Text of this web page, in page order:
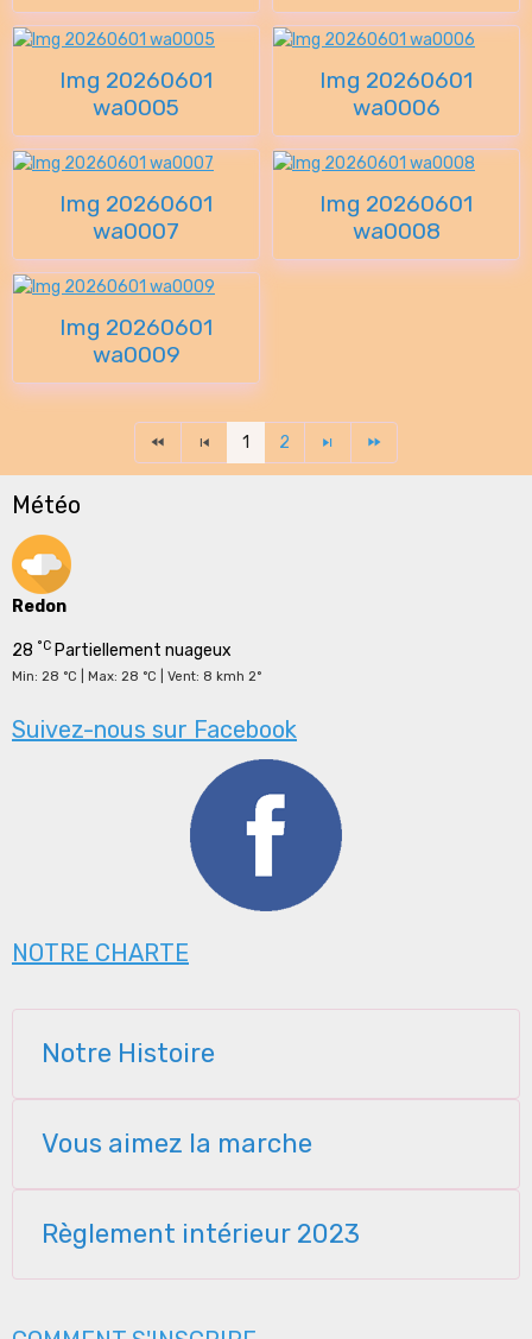
Img 20260601
wa0005
Img 20260601
wa0006
Img 20260601
wa0007
Img 20260601
wa0008
Img 20260601
wa0009
1 2
Météo
Redon
28 °C Partiellement nuageux
Min: 28 °C | Max: 28 °C | Vent: 8 kmh 2°
Suivez-nous sur Facebook
NOTRE CHARTE
Notre Histoire
Vous aimez la marche
Règlement intérieur 2023